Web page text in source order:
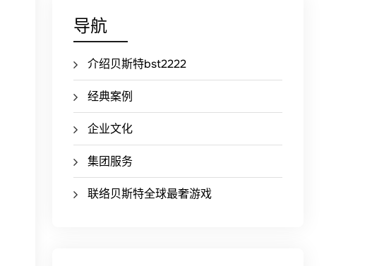
导航
介绍贝斯特bst2222
经典案例
企业文化
集团服务
联络贝斯特全球最奢游戏